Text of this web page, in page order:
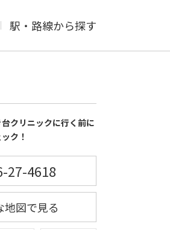
駅・路線から探す
クリニックに行く前に
ク！
27-4618
地図で見る